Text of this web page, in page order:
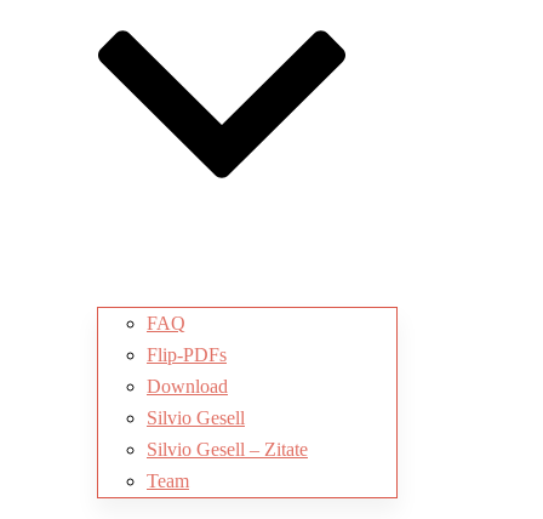
FAQ
Flip-PDFs
Download
Silvio Gesell
Silvio Gesell – Zitate
Team